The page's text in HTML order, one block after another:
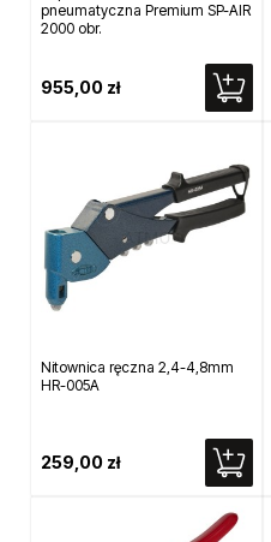
pneumatyczna Premium SP-AIR
2000 obr.
955,00 zł
Nitownica ręczna 2,4-4,8mm
HR-005A
259,00 zł